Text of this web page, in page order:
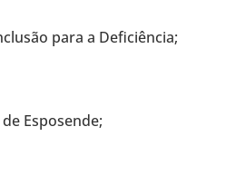
para a Deficiência;
Esposende;